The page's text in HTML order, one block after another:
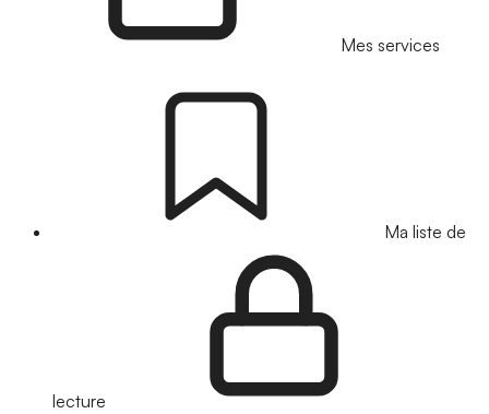
Mes services
Ma liste de
lecture